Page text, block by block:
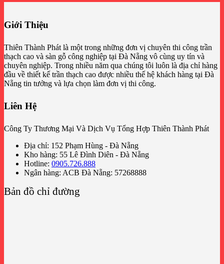
Giới Thiệu
Thiên Thành Phát là một trong những đơn vị chuyên thi công trần
thạch cao và sàn gỗ công nghiệp tại Đà Nẵng vô cùng uy tín và
chuyên nghiệp. Trong nhiều năm qua chúng tôi luôn là địa chỉ hàng
đầu về thiết kế trần thạch cao được nhiều thế hệ khách hàng tại Đà
Nẵng tin tưởng và lựa chọn làm đơn vị thi công.
Liên Hệ
Công Ty Thương Mại Và Dịch Vụ Tổng Hợp Thiên Thành Phát
Địa chỉ: 152 Phạm Hùng - Đà Nẵng
Kho hàng: 55 Lê Đình Diên - Đà Nẵng
Hotline: 0905.726.888
Ngân hàng: ACB Đà Nẵng: 57268888
Bản đồ chỉ đường